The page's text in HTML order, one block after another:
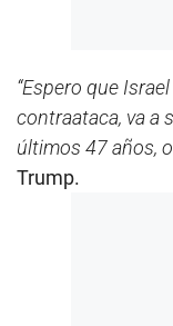
“Espero que
contraataca, va a
últimos 47 años,
Trump.